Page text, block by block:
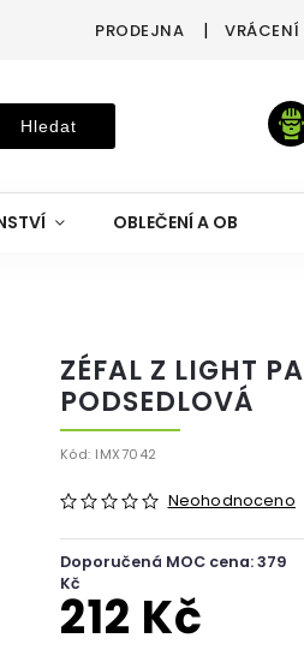
PRODEJNA VRÁCENÍ
Hledat
OBLEČENÍ A OBUV
ZÉFAL Z LIGHT
PODSEDLOVÁ
Kód: IMX7042
Neohodnoceno
Doporučená MOC cena: 379
Kč
212 Kč